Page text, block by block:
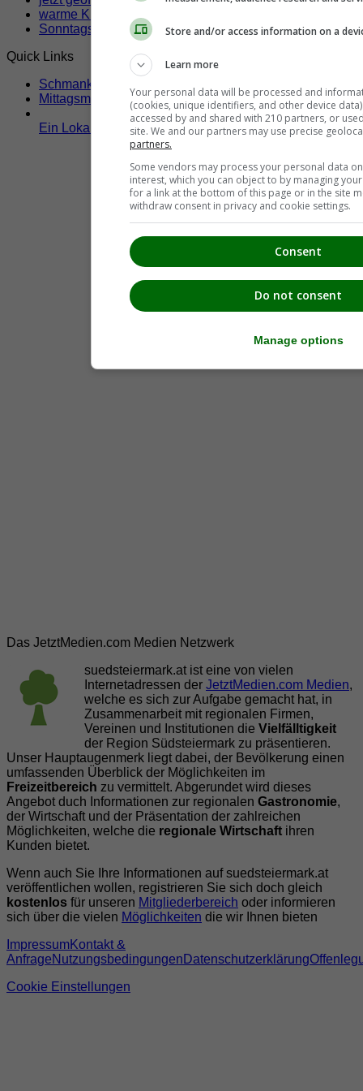
warme Küche jetzt
Sonntags geöffnete Lokale
Quick Links
Schmankerltage
Mittagsmenü
Ein Lokal hier eintragen!
Das JetztMedien.com Medien Netzwerk
suedsteiermark.at ist eine von vielen
Internetadressen der JetztMedien.com Medien,
welche es sich zur Aufgabe gemacht hat, in
Zusammenarbeit mit regionalen Firmen,
Vereinen und Institutionen die Vielfälltigkeit
der Region Südsteiermark zu präsentieren.
Unser Hauptaugenmerk liegt dabei, der Bevölkerung einen
umfassenden Überblick der Möglichkeiten im
Freizeitbereich zu vermittelt. Abgerundet wird dieses
Angebot duch Informationen zur regionalen Gastronomie,
der Wirtschaft und der Präsentation der zahlreichen
Möglichkeiten, welche die regionale Wirtschaft ihren
Kunden bietet.
Wenn auch Sie Ihre Informationen auf suedsteiermark.at
veröffentlichen wollen, registrieren Sie sich doch gleich
kostenlos für unseren Mitgliederbereich oder informieren
sich über die vielen Möglichkeiten die wir Ihnen bieten
ImpressumKontakt &
AnfrageNutzungsbedingungen Datenschutzerklärung
Cookie Einstellungen
Store and/or access information on a
Learn more
Your personal data will be processed and
(cookies, unique identifiers, and other device
accessed by and shared with 210 partners, or
site. We and our partners may use precise
partners.
Some vendors may process your personal data
interest, which you can object to by managing
for a link at the bottom of this page or in the site
withdraw consent in privacy and cookie settings.
Consent
Do not consent
Manage options